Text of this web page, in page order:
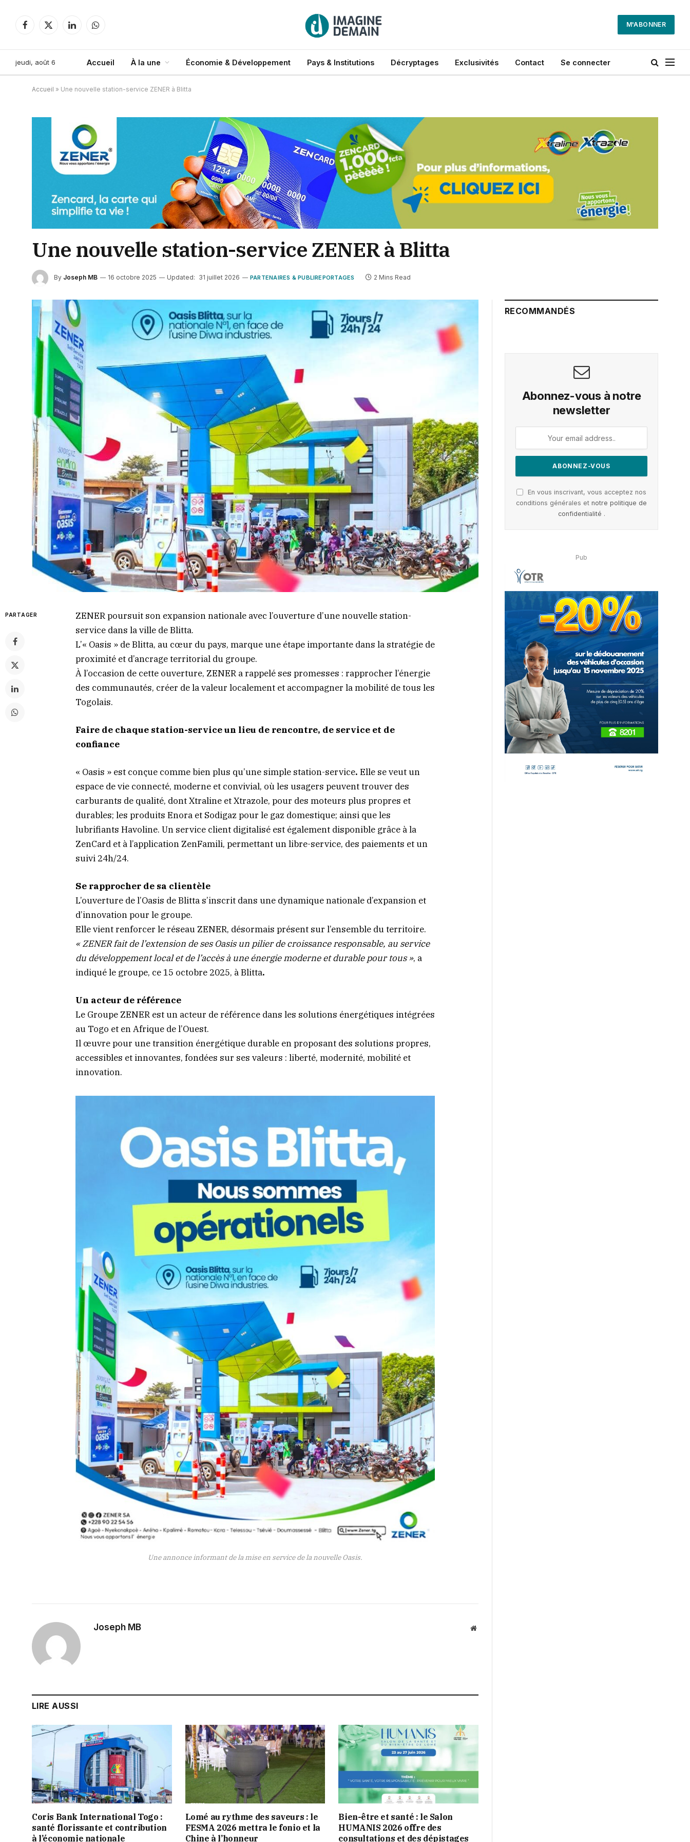
Facebook
X
LinkedInWhatsApp
M'ABONNER
jeudi, août 6 Accueil À la une Économie & Développement Pays & Institutions Décryptages Exclusivités Contact Se connecter
Accueil » Une nouvelle station-service ZENER à Blitta
Une nouvelle station-service ZENER à Blitta
By Joseph MB 16 octobre 2025 Updated: 31 juillet 2026 PARTENAIRES & PUBLIREPORTAGES 2 Mins Read
PARTAGER
ZENER poursuit son expansion nationale avec l’ouverture d’une nouvelle station-
service dans la ville de Blitta.
L’« Oasis » de Blitta, au cœur du pays, marque une étape importante dans la stratégie de
proximité et d’ancrage territorial du groupe.
À l’occasion de cette ouverture, ZENER a rappelé ses promesses : rapprocher l’énergie
des communautés, créer de la valeur localement et accompagner la mobilité de tous les
Togolais.
Faire de chaque station-service un lieu de rencontre, de service et de
confiance
« Oasis » est conçue comme bien plus qu’une simple station-service. Elle se veut un
espace de vie connecté, moderne et convivial, où les usagers peuvent trouver des
carburants de qualité, dont Xtraline et Xtrazole, pour des moteurs plus propres et
durables; les produits Enora et Sodigaz pour le gaz domestique; ainsi que les
lubrifiants Havoline. Un service client digitalisé est également disponible grâce à la
ZenCard et à l’application ZenFamili, permettant un libre-service, des paiements et un
suivi 24h/24.
Se rapprocher de sa clientèle
L’ouverture de l’Oasis de Blitta s’inscrit dans une dynamique nationale d’expansion et
d’innovation pour le groupe.
Elle vient renforcer le réseau ZENER, désormais présent sur l’ensemble du territoire.
« ZENER fait de l’extension de ses Oasis un pilier de croissance responsable, au service
du développement local et de l’accès à une énergie moderne et durable pour tous », a
indiqué le groupe, ce 15 octobre 2025, à Blitta.
Un acteur de référence
Le Groupe ZENER est un acteur de référence dans les solutions énergétiques intégrées
au Togo et en Afrique de l’Ouest.
Il œuvre pour une transition énergétique durable en proposant des solutions propres,
accessibles et innovantes, fondées sur ses valeurs : liberté, modernité, mobilité et
innovation.
Une annonce informant de la mise en service de la nouvelle Oasis.
Joseph MB Website
LIRE AUSSI
Coris Bank International Togo :
santé florissante et contribution
à l’économie nationale
Lomé au rythme des saveurs : le
FESMA 2026 mettra le fonio et la
Chine à l’honneur
Bien-être et santé : le Salon
HUMANIS 2026 offre des
consultations et des dépistages
RECOMMANDÉS
Abonnez-vous à notre
newsletter
En vous inscrivant, vous acceptez nos
conditions générales et notre politique de
confidentialité .
Pub